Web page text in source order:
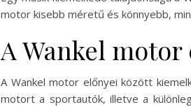
motor kisebb méretű és könnyebb,
A Wankel
A Wankel motor előnyei között
motort a sportautók, illetve a